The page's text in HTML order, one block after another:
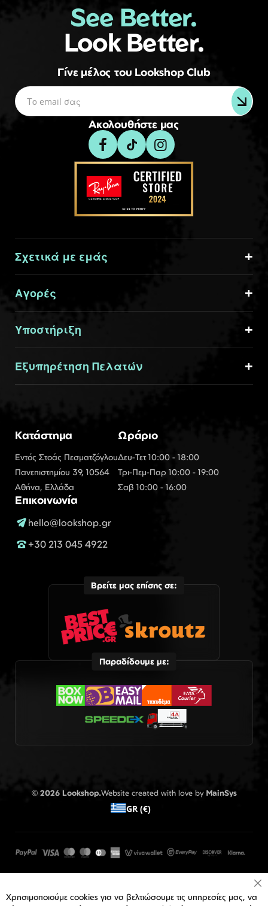
See Better.
Look Better.
Γίνε μέλος του Lookshop Club
Ακολουθήστε μας
Σχετικά με εμάς
Αγορές
Υποστήριξη
Εξυπηρέτηση Πελατών
Κατάστημα
Εντός Στοάς Πεσματζόγλου
Πανεπιστημίου 39, 10564
Αθήνα, Ελλάδα
Ωράριο
Δευ-Τετ 10:00 - 18:00
Τρι-Πεμ-Παρ 10:00 - 19:00
Σαβ 10:00 - 16:00
Επικοινωνία
hello@lookshop.gr
+30 213 045 4922
Βρείτε μας επίσης σε:
Παραδίδουμε με:
© 2026 Lookshop.Website created with love by MainSys
GR (€)
Χρησιμοποιούμε cookies για να βελτιώσουμε τις υπηρεσίες μας, να